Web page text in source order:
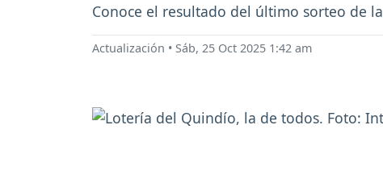
Conoce el resultado del último sorteo de la
Actualización • Sáb, 25 Oct 2025 1:42 am